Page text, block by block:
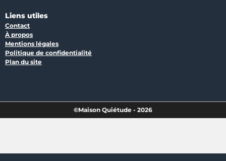
Liens utiles
Contact
À propos
Mentions légales
Politique de confidentialité
Plan du site
©Maison Quiétude - 2026